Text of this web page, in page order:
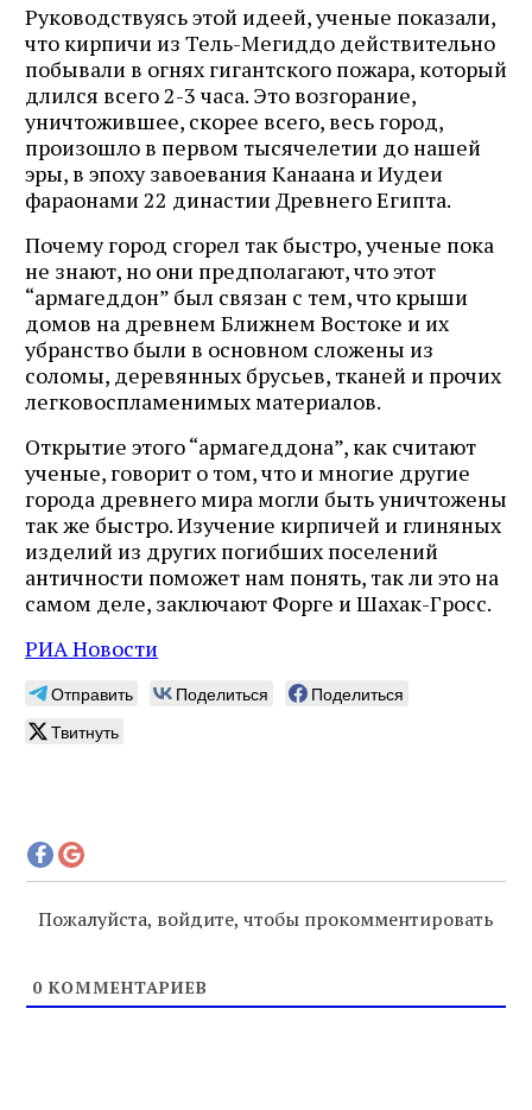
Руководствуясь этой идеей, ученые показали,
что кирпичи из Тель-Мегиддо действительно
побывали в огнях гигантского пожара, который
длился всего 2-3 часа. Это возгорание,
уничтожившее, скорее всего, весь город,
произошло в первом тысячелетии до нашей
эры, в эпоху завоевания Канаана и Иудеи
фараонами 22 династии Древнего Египта.
Почему город сгорел так быстро, ученые пока
не знают, но они предполагают, что этот
“армагеддон” был связан с тем, что крыши
домов на древнем Ближнем Востоке и их
убранство были в основном сложены из
соломы, деревянных брусьев, тканей и прочих
легковоспламенимых материалов.
Открытие этого “армагеддона”, как считают
ученые, говорит о том, что и многие другие
города древнего мира могли быть уничтожены
так же быстро. Изучение кирпичей и глиняных
изделий из других погибших поселений
античности поможет нам понять, так ли это на
самом деле, заключают Форге и Шахак-Гросс.
РИА Новости
Отправить Поделиться
Поделиться
Твитнуть
Пожалуйста, войдите, чтобы прокомментировать
0 КОММЕНТАРИЕВ